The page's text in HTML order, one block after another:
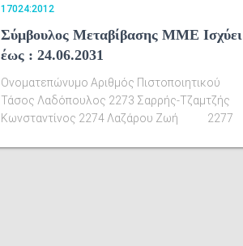
17024:2012
Σύμβουλος Μεταβίβασης ΜΜΕ Ισχύει
έως : 24.06.2031
Ονοματεπώνυμο Αριθμός Πιστοποιητικού
Τάσος Λαδόπουλος 2273 Σαρρής-Τζαμτζής
Κωνσταντίνος 2274 Λαζάρου Ζωή 2277